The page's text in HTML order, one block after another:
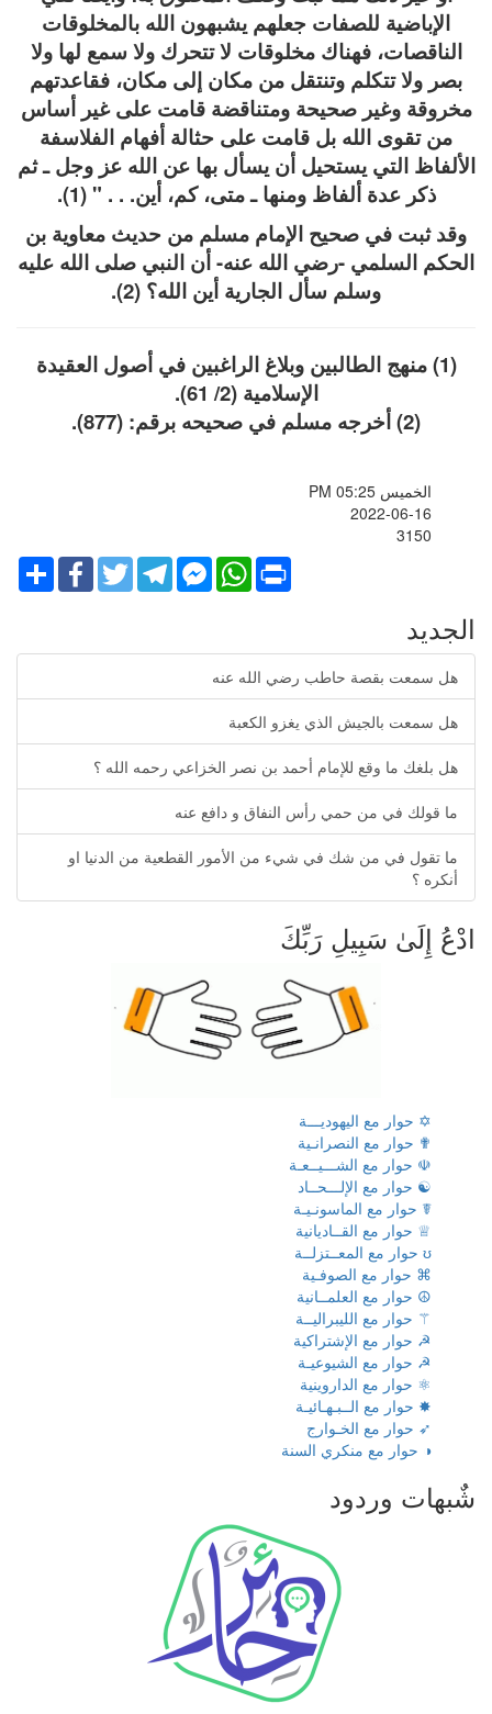
الإباضية للصفات جعلهم يشبهون الله بالمخلوقات
الناقصات، فهناك مخلوقات لا تتحرك ولا سمع لها ولا
بصر ولا تتكلم وتنتقل من مكان إلى مكان، فقاعدتهم
مخروقة وغير صحيحة ومتناقضة قامت على غير أساس
من تقوى الله بل قامت على حثالة أفهام الفلاسفة
الألفاظ التي يستحيل أن يسأل بها عن الله عز وجل ـ ثم
ذكر عدة ألفاظ ومنها ـ متى، كم، أين. . . " (1).
وقد ثبت في صحيح الإمام مسلم من حديث معاوية بن
الحكم السلمي -رضي الله عنه- أن النبي صلى الله عليه
وسلم سأل الجارية أين الله؟ (2).
(1) منهج الطالبين وبلاغ الراغبين في أصول العقيدة
الإسلامية (2/ 61).
(2) أخرجه مسلم في صحيحه برقم: (877).
الخميس PM 05:25
2022-06-16
3150
ShareFacebookTwitter
TelegramFacebook
Messenger
WhatsApp Print
الجديد
هل سمعت بقصة حاطب رضي الله عنه
هل سمعت بالجيش الذي يغزو الكعبة
هل بلغك ما وقع للإمام أحمد بن نصر الخزاعي رحمه الله ؟
ما قولك في من حمي رأس النفاق و دافع عنه
ما تقول في من شك في شيء من الأمور القطعية من الدنيا او
أنكره ؟
ادْعُ إِلَىٰ سَبِيلِ رَبِّكَ
✡ حوار مع اليهوديـــة
✟ حوار مع النصرانـية
☫ حوار مع الشـــيــعـة
☯ حوار مع الإلـــحــاد
☤ حوار مع الماسونـيـة
♕ حوار مع القــاديانية
ʊ حوار مع المعــتزلــة
⌘ حوار مع الصوفـية
☮ حوار مع العلمــانية
⚚ حوار مع الليبراليــة
☭ حوار مع الإشتراكية
☭ حوار مع الشيوعيـة
⚛ حوار مع الداروينية
✸ حوار مع الــبـهـائيـة
➶ حوار مع الخـوارج
◑ حوار مع منكري السنة
شٌبهات وردود